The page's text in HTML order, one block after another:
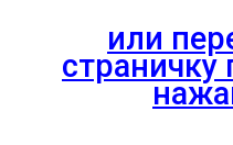
или
страничку